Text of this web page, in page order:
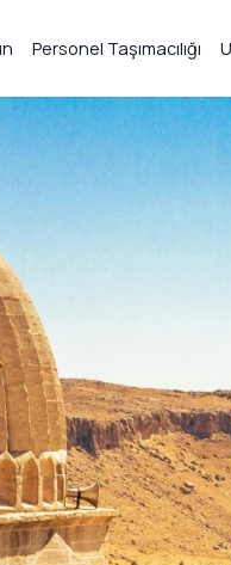
Personel Taşımacılığı